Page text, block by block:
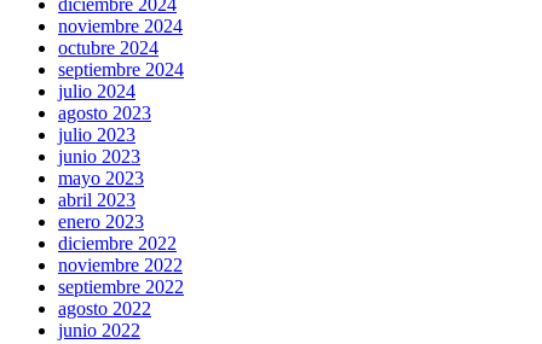
diciembre 2024
noviembre 2024
octubre 2024
septiembre 2024
julio 2024
agosto 2023
julio 2023
junio 2023
mayo 2023
abril 2023
enero 2023
diciembre 2022
noviembre 2022
septiembre 2022
agosto 2022
junio 2022